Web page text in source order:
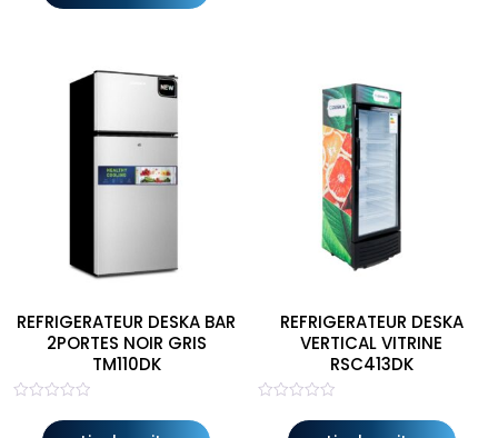
REFRIGERATEUR DESKA BAR
2PORTES NOIR GRIS
TM110DK
REFRIGERATEUR DESKA
VERTICAL VITRINE
RSC413DK